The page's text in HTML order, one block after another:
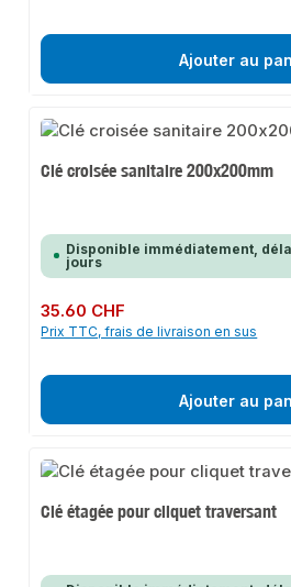
Ajouter au
Clé croisée sanitaire 200x200mm
Disponible immédiatement,
jours
Prix régulier :
35.60 CHF
Prix TTC, frais de livraison en sus
Ajouter au
Clé étagée pour cliquet traversant